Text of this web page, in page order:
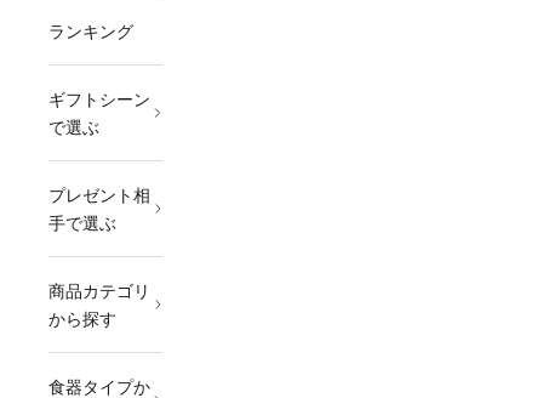
ランキング
ギフトシーン
で選ぶ
プレゼント相
手で選ぶ
商品カテゴリ
から探す
食器タイプか